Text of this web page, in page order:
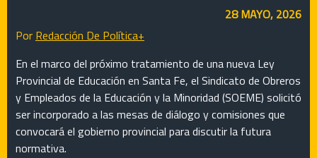
28 MAYO, 2026
Por Redacción De Política+
En el marco del próximo tratamiento de una nueva Ley
Provincial de Educación en Santa Fe, el Sindicato de Obreros
y Empleados de la Educación y la Minoridad (SOEME) solicitó
ser incorporado a las mesas de diálogo y comisiones que
convocará el gobierno provincial para discutir la futura
normativa.